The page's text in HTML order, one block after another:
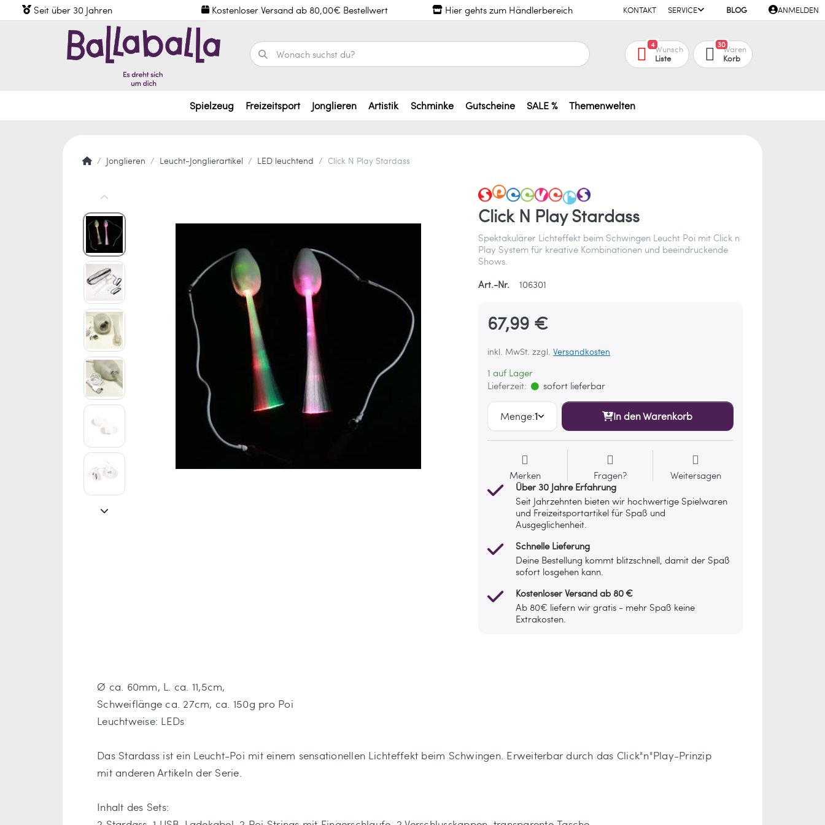
Seit über 30 Jahren Kostenloser Versand ab 80,00€ Bestellwert Hier gehts zum Händlerbereich KONTAKT SERVICE BLOG ANMELDEN
4Wunsch
Liste
30Waren
Korb
Spielzeug Freizeitsport Jonglieren Artistik Schminke Gutscheine SALE % Themenwelten
Jonglieren Leucht-Jonglierartikel LED leuchtend Click N Play Stardass
Click N Play Stardass
Spektakulärer Lichteffekt beim Schwingen Leucht Poi mit Click n
Play System für kreative Kombinationen und beeindruckende
Shows.
Art.-Nr.
106301
67,99 €
inkl. MwSt. zzgl.Versandkosten
1 auf Lager
Lieferzeit:
sofort lieferbar
Menge:1 In den Warenkorb
Merken Fragen?
Weitersagen
Über 30 Jahre Erfahrung
Seit Jahrzehnten bieten wir hochwertige Spielwaren
und Freizeitsportartikel für Spaß und
Ausgeglichenheit.
Schnelle Lieferung
Deine Bestellung kommt blitzschnell, damit der Spaß
sofort losgehen kann.
Kostenloser Versand ab 80 €
Ab 80€ liefern wir gratis - mehr Spaß keine
Extrakosten.
Ø ca. 60mm, L. ca. 11,5cm,
Schweiflänge ca. 27cm, ca. 150g pro Poi
Leuchtweise: LEDs
Das Stardass ist ein Leucht-Poi mit einem sensationellen Lichteffekt beim Schwingen. Erweiterbar durch das Click"n"Play-Prinzip
mit anderen Artikeln der Serie.
Inhalt des Sets: